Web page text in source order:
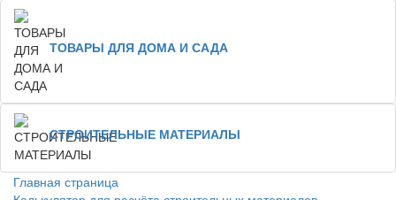
ТОВАРЫ ДЛЯ ДОМА И САДА
СТРОИТЕЛЬНЫЕ МАТЕРИАЛЫ
Главная страница